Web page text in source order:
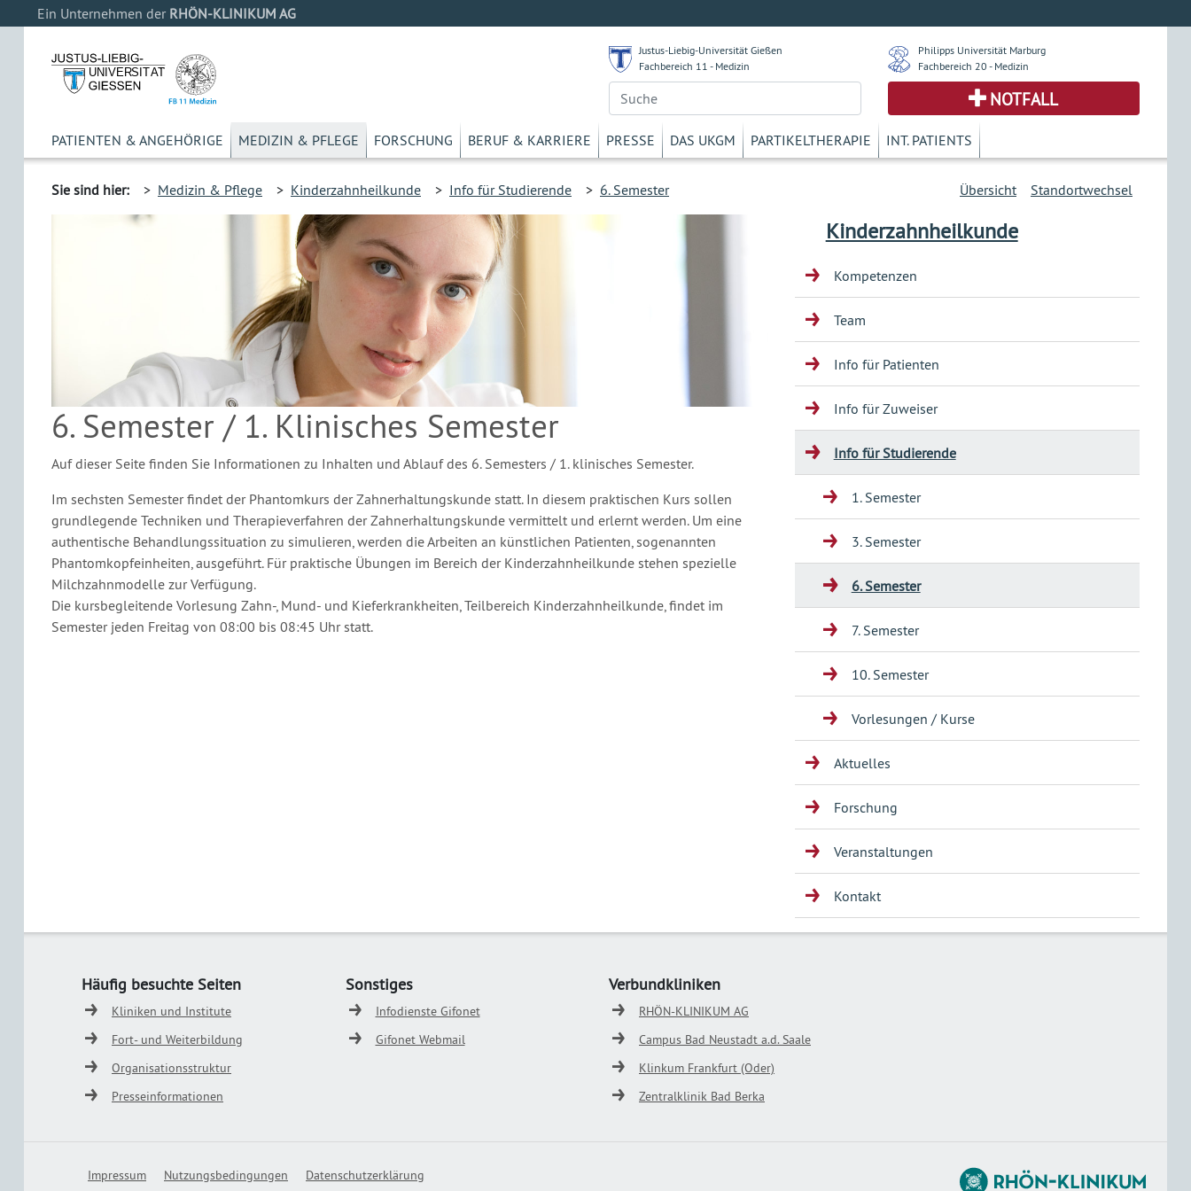
Ein Unternehmen der RHÖN-KLINIKUM AG
Justus-Liebig-Universität Gießen
Fachbereich 11 - Medizin
Philipps Universität Marburg
Fachbereich 20 - Medizin
NOTFALL
PATIENTEN & ANGEHÖRIGE MEDIZIN & PFLEGE FORSCHUNG BERUF & KARRIERE PRESSE DAS UKGM PARTIKELTHERAPIE INT. PATIENTS
Sie sind hier: > Medizin & Pflege > Kinderzahnheilkunde > Info für Studierende > 6. Semester Standortwechsel
Übersicht
6. Semester / 1. Klinisches Semester
Auf dieser Seite finden Sie Informationen zu Inhalten und Ablauf des 6. Semesters / 1. klinisches Semester.
Im sechsten Semester findet der Phantomkurs der Zahnerhaltungskunde statt. In diesem praktischen Kurs sollen
grundlegende Techniken und Therapieverfahren der Zahnerhaltungskunde vermittelt und erlernt werden. Um eine
authentische Behandlungssituation zu simulieren, werden die Arbeiten an künstlichen Patienten, sogenannten
Phantomkopfeinheiten, ausgeführt. Für praktische Übungen im Bereich der Kinderzahnheilkunde stehen spezielle
Milchzahnmodelle zur Verfügung.
Die kursbegleitende Vorlesung Zahn-, Mund- und Kieferkrankheiten, Teilbereich Kinderzahnheilkunde, findet im
Semester jeden Freitag von 08:00 bis 08:45 Uhr statt.
Kinderzahnheilkunde
Kompetenzen
Team
Info für Patienten
Info für Zuweiser
Info für Studierende
1. Semester
3. Semester
6. Semester
7. Semester
10. Semester
Vorlesungen / Kurse
Aktuelles
Forschung
Veranstaltungen
Kontakt
Häufig besuchte Seiten
Kliniken und Institute
Fort- und Weiterbildung
Organisationsstruktur
Presseinformationen
Sonstiges
Infodienste Gifonet
Gifonet Webmail
Verbundkliniken
RHÖN-KLINIKUM AG
Campus Bad Neustadt a.d. Saale
Klinkum Frankfurt (Oder)
Zentralklinik Bad Berka
Impressum Nutzungsbedingungen Datenschutzerklärung